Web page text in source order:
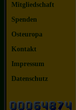
Mitgliedschaft
Spenden
Osteuropa
Kontakt
Impressum
Datenschutz